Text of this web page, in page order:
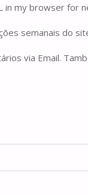
in my browser for
semanais do
via Email.